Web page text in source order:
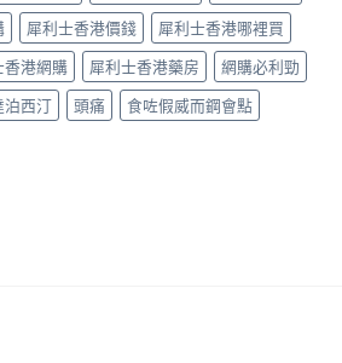
犀利士香港價錢
犀利士香港哪裡買
香港網購 犀利士香港藥房
網購必利勁
泊西汀 頭痛
食咗假威而鋼會點